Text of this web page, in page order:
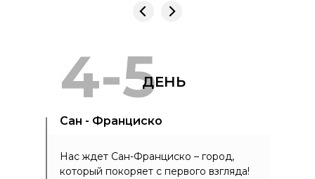
ДЕНЬ
Нас ждет Сан-Франциско – город,
который покоряет с первого взгляда!
4-5
Сан - Франциско